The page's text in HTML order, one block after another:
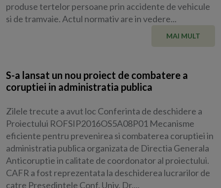
produse tertelor persoane prin accidente de vehicule
si de tramvaie. Actul normativ are in vedere...
MAI MULT
S-a lansat un nou proiect de combatere a
coruptiei in administratia publica
Zilele trecute a avut loc Conferinta de deschidere a
Proiectului ROFSIP2016OS5A08P01 Mecanisme
eficiente pentru prevenirea si combaterea coruptiei in
administratia publica organizata de Directia Generala
Anticoruptie in calitate de coordonator al proiectului.
CAFR a fost reprezentata la deschiderea lucrarilor de
catre Presedintele Conf. Univ. Dr....